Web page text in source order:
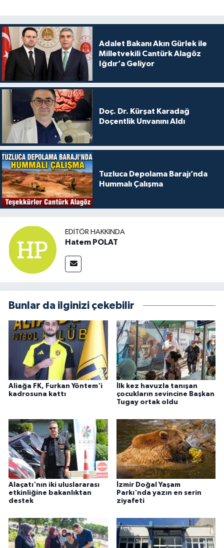
Adalet Bakanı Akın Gürlek ile
Milletvekili Cantürk Alagöz
Iğdır’a Geliyor
Doç. Dr. Kürşat Karadağ
Doçentlik Unvanını Aldı
Tuzluca Depolama Barajı’nda
Hummalı Çalışma
EDITÖR HAKKINDA
Hatem POLAT
Bunlar da ilginizi çekebilir
Aliağa FK, Furkan Yöntem'i
kadrosuna kattı
İlk kez havuzla tanışan
çocukların sevincine Başkan
Tugay ortak oldu
Alaçatı'nın iki uluslararası
etkinliğine bakanlıktan
destek
İzmir Doğal Yaşam
Parkı'nda yazın en serin
ziyafeti